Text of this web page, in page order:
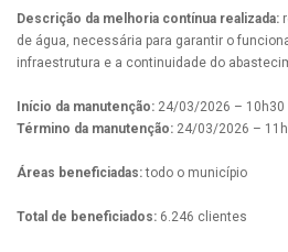
Descrição da melhoria contínua realizada:
de água, necessária para garantir o
infraestrutura e a continuidade do
Início da manutenção: 24/03/2026 – 10h30
Término da manutenção: 24/03/2026 –
Áreas beneficiadas:todo o município
Total de beneficiados: 6.246 clientes